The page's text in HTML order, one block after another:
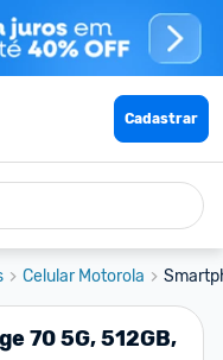
Cadastrar
Celular Motorola
70 5G, 512GB,